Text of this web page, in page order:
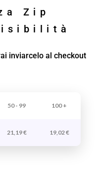
Zip
inviarcelo al checkout
50 - 99 100 +
21,19€ 19,02€